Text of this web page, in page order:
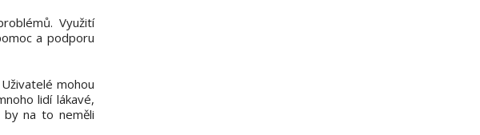
Využití
a podporu
mohou
lidí lákavé,
na to neměli